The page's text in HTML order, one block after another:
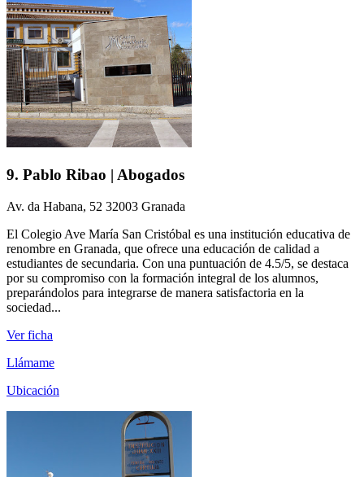
9. Pablo Ribao | Abogados
Av. da Habana, 52 32003 Granada
El Colegio Ave María San Cristóbal es una institución educativa de
renombre en Granada, que ofrece una educación de calidad a
estudiantes de secundaria. Con una puntuación de 4.5/5, se destaca
por su compromiso con la formación integral de los alumnos,
preparándolos para integrarse de manera satisfactoria en la
sociedad...
Ver ficha
Llámame
Ubicación